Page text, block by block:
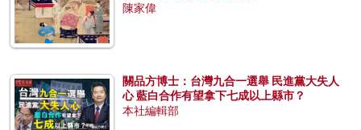
陳家偉
關品方博士：台灣九合一選舉 民進黨大失人
心 藍白合作有望拿下七成以上縣市？
本社編輯部